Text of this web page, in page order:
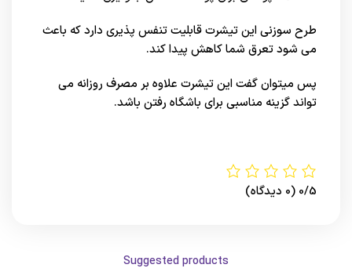
طرح سوزنی این تیشرت قابلیت تنفس پذیری دارد که باعث
می شود تعرق شما کاهش پیدا کند.
پس میتوان گفت این تیشرت علاوه بر مصرف روزانه می
تواند گزینه مناسبی برای باشگاه رفتن باشد.
0/5 (0 دیدگاه)
Suggested products